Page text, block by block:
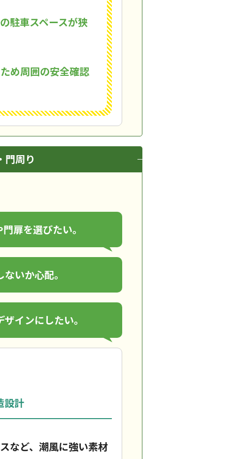
駐車スペースが狭
め周囲の安全確認
門周り
扉を選びたい。
いか心配。
インにしたい。
設計
など、潮風に強い素材